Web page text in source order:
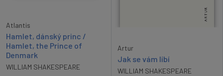
Atlantis
Hamlet, dánský princ /
Hamlet, the Prince of
Denmark
WILLIAM SHAKESPEARE
Artur
Jak se vám líbí
WILLIAM SHAKESPEARE